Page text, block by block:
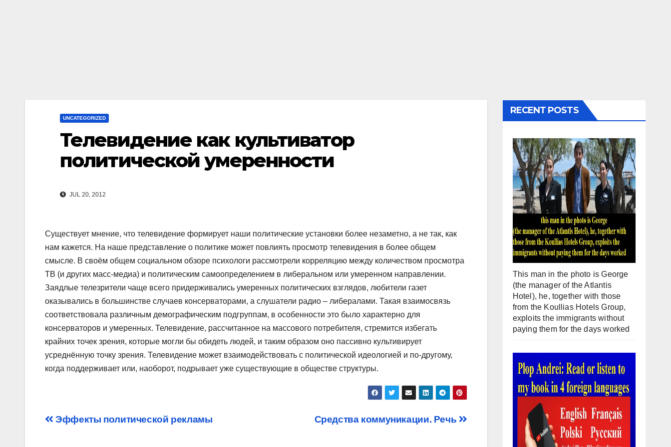
UNCATEGORIZED
Телевидение как культиватор
политической умеренности
JUL 20, 2012
Существует мнение, что телевидение формирует наши политические установки более незаметно, а не так, как
нам кажется. На наше представление о политике может повлиять просмотр телевидения в более общем
смысле. В своём общем социальном обзоре психологи рассмотрели корреляцию между количеством просмотра
ТВ (и других масс-медиа) и политическим самоопределением в либеральном или умеренном направлении.
Заядлые телезрители чаще всего придерживались умеренных политических взглядов, любители газет
оказывались в большинстве случаев консерваторами, а слушатели радио – либералами. Такая взаимосвязь
соответствовала различным демографическим подгруппам, в особенности это было характерно для
консерваторов и умеренных. Телевидение, рассчитанное на массового потребителя, стремится избегать
крайних точек зрения, которые могли бы обидеть людей, и таким образом оно пассивно культивирует
усреднённую точку зрения. Телевидение может взаимодействовать с политической идеологией и по-другому,
когда поддерживает или, наоборот, подрывает уже существующие в обществе структуры.
Post
Средства коммуникации. Речь
Эффекты политической рекламы
RECENT POSTS
This man in the photo is George
(the manager of the Atlantis
Hotel), he, together with those
from the Koullias Hotels Group,
exploits the immigrants without
paying them for the days worked